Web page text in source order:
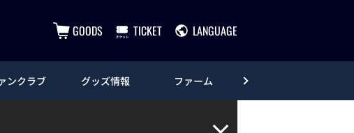
GOODS TICKET LANGUAGE
ンクラブ グッズ情報 ファーム